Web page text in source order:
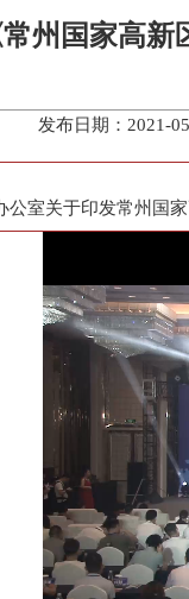
州国家高新
发布日期：2021-
公室关于印发常州国